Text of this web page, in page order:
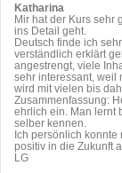
Katharina
Mir hat der Kurs sehr
ins Detail geht.
Deutsch finde ich
verständlich erklärt
angestrengt, viele
sehr interessant, weil
wird mit vielen bis
Zusammenfassung:
ehrlich ein. Man lernt
selber kennen.
Ich persönlich
positiv in die Zukunft
LG